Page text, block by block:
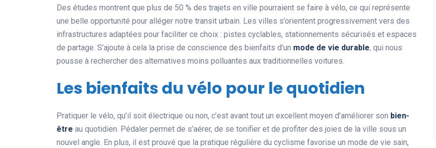
Des études montrent que plus de 50 % des trajets en ville pourraient se faire à vélo, ce qui représente
une belle opportunité pour alléger notre transit urbain. Les villes s’orientent progressivement vers des
infrastructures adaptées pour faciliter ce choix : pistes cyclables, stationnements sécurisés et espaces
de partage. S’ajoute à cela la prise de conscience des bienfaits d’un mode de vie durable, qui nous
pousse à rechercher des alternatives moins polluantes aux traditionnelles voitures.
Les bienfaits du vélo pour le quotidien
Pratiquer le vélo, qu’il soit électrique ou non, c’est avant tout un excellent moyen d’améliorer son bien-
être au quotidien. Pédaler permet de s’aérer, de se tonifier et de profiter des joies de la ville sous un
nouvel angle. En plus, il est prouvé que la pratique régulière du cyclisme favorise un mode de vie sain,
Les records insolites et
surprenants en cyclisme et
dans le monde du sport
11 juin 2025